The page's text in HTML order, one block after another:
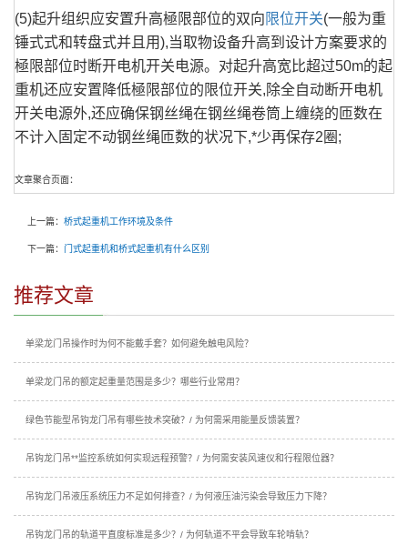
(5)起升组织应安置升高極限部位的双向 限位开关(一般为重
锤式式和转盘式并且用),当取物设备升高到设计方案要求的
極限部位时断开电机开关电源。对起升高宽比超过50m的起
重机还应安置降低極限部位的限位开关,除全自动断开电机
开关电源外,还应确保钢丝绳在钢丝绳卷筒上缠绕的匝数在
不计入固定不动钢丝绳匝数的状况下,*少再保存2圈;
文章聚合页面：
上一篇： 桥式起重机工作环境及条件
下一篇： 门式起重机和桥式起重机有什么区别
推荐文章
单梁龙门吊操作时为何不能戴手套？如何避免触电风险？
单梁龙门吊的额定起重量范围是多少？哪些行业常用？
绿色节能型吊钩龙门吊有哪些技术突破？/ 为何需采用能量反馈装置？
吊钩龙门吊**监控系统如何实现远程预警？/ 为何需安装风速仪和行程限位器？
吊钩龙门吊液压系统压力不足如何排查？/ 为何液压油污染会导致压力下降？
吊钩龙门吊的轨道平直度标准是多少？/ 为何轨道不平会导致车轮啃轨？